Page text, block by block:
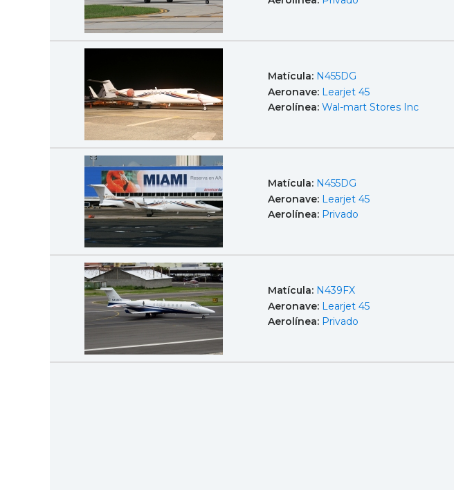
Matícula: N455DG
Aeronave: Learjet 45
Aerolínea: Wal-mart Stores Inc
Matícula: N455DG
Aeronave: Learjet 45
Aerolínea: Privado
Matícula: N439FX
Aeronave: Learjet 45
Aerolínea: Privado